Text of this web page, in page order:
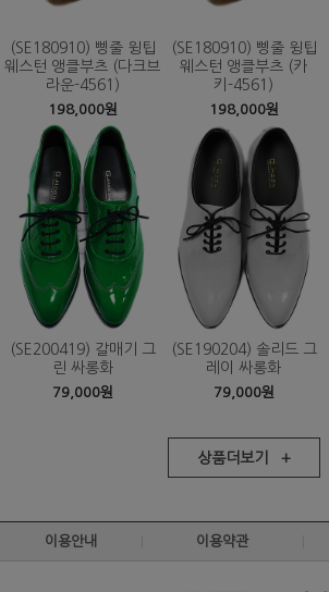
(SE180910) 삥줄 윙팁
웨스턴 앵클부츠 (다크브
라운-4561)
198,000원
(SE180910) 삥줄 윙팁
웨스턴 앵클부츠 (카
키-4561)
198,000원
(SE200419) 갈매기 그
린 싸롱화
79,000원
(SE190204) 솔리드 그
레이 싸롱화
79,000원
상품더보기 +
이용안내 이용약관